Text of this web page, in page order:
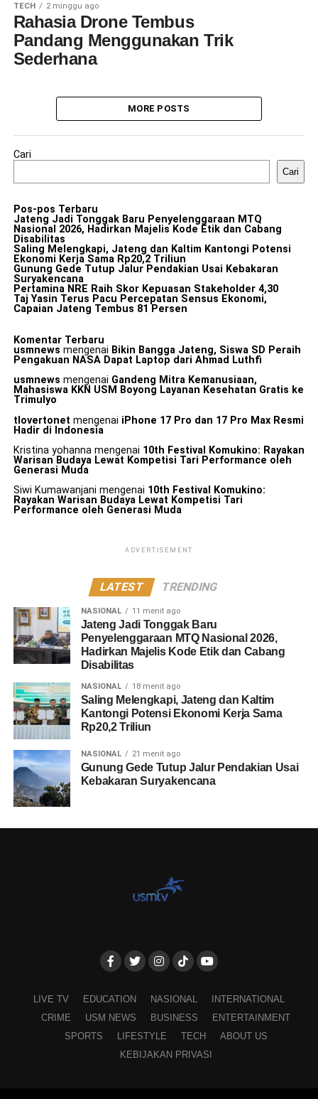
TECH 2 minggu ago
Rahasia Drone Tembus
Pandang Menggunakan Trik
Sederhana
MORE POSTS
Cari
Cari
Pos-pos Terbaru
Jateng Jadi Tonggak Baru Penyelenggaraan MTQ
Nasional 2026, Hadirkan Majelis Kode Etik dan Cabang
Disabilitas
Saling Melengkapi, Jateng dan Kaltim Kantongi Potensi
Ekonomi Kerja Sama Rp20,2 Triliun
Gunung Gede Tutup Jalur Pendakian Usai Kebakaran
Suryakencana
Pertamina NRE Raih Skor Kepuasan Stakeholder 4,30
Taj Yasin Terus Pacu Percepatan Sensus Ekonomi,
Capaian Jateng Tembus 81 Persen
Komentar Terbaru
usmnews mengenai Bikin Bangga Jateng, Siswa SD Peraih
Pengakuan NASA Dapat Laptop dari Ahmad Luthfi
usmnews mengenai Gandeng Mitra Kemanusiaan,
Mahasiswa KKN USM Boyong Layanan Kesehatan Gratis ke
Trimulyo
tlovertonet mengenai iPhone 17 Pro dan 17 Pro Max Resmi
Hadir di Indonesia
Kristina yohannamengenai 10th Festival Komukino: Rayakan
Warisan Budaya Lewat Kompetisi Tari Performance oleh
Generasi Muda
Siwi Kumawanjani mengenai 10th Festival Komukino:
Rayakan Warisan Budaya Lewat Kompetisi Tari
Performance oleh Generasi Muda
ADVERTISEMENT
LATEST TRENDING
NASIONAL 11 menit ago
Jateng Jadi Tonggak Baru
Penyelenggaraan MTQ Nasional 2026,
Hadirkan Majelis Kode Etik dan Cabang
Disabilitas
NASIONAL 18 menit ago
Saling Melengkapi, Jateng dan Kaltim
Kantongi Potensi Ekonomi Kerja Sama
Rp20,2 Triliun
NASIONAL 21 menit ago
Gunung Gede Tutup Jalur Pendakian Usai
Kebakaran Suryakencana
LIVE TV EDUCATION NASIONAL
INTERNATIONAL
CRIME
USM NEWS BUSINESS
ENTERTAINMENT
SPORTS
LIFESTYLE TECH
ABOUT US
KEBIJAKAN PRIVASI